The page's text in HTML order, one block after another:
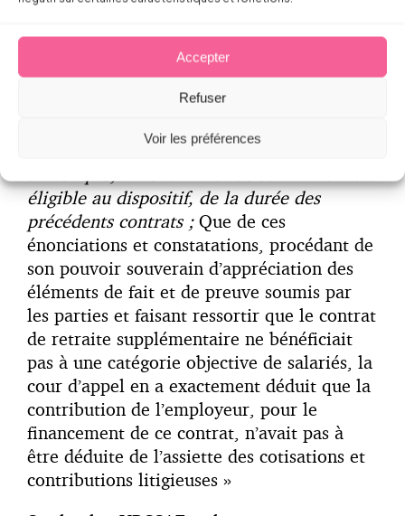
Accepter
Refuser
Voir les préférences
durée déterminée d’une durée de douze
mois et celui qui, justifiant d’un contrat à
durée déterminée de moins de douze mois,
mais ayant déjà travaillé, antérieurement,
dans le cadre de contrats à durée
déterminée successifs, avec ou sans période
d’interruption, ne bénéficie pas de la prise
éligible au dispositif, de la durée des
précédents contrats ;Que de ces
énonciations et constatations, procédant de
son pouvoir souverain d’appréciation des
éléments de fait et de preuve soumis par
les parties et faisant ressortir que le contrat
de retraite supplémentaire ne bénéficiait
pas à une catégorie objective de salariés, la
cour d’appel en a exactement déduit que la
contribution de l’employeur, pour le
financement de ce contrat, n’avait pas à
être déduite de l’assiette des cotisations et
contributions litigieuses »